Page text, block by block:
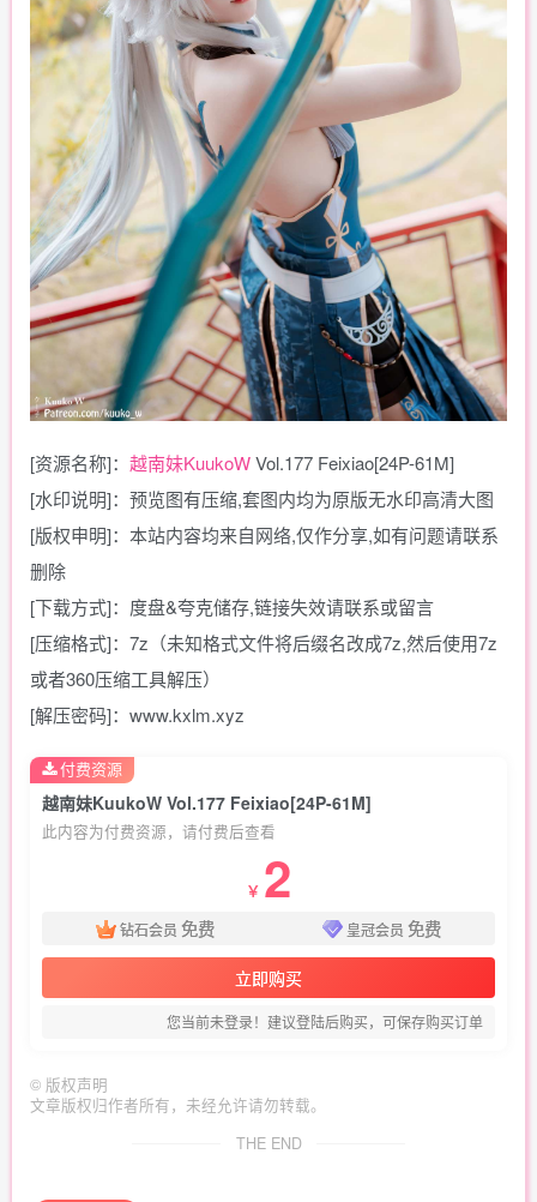
[资源名称]： 越南妹KuukoWVol.177 Feixiao[24P-61M]
[水印说明]：预览图有压缩,套图内均为原版无水印高清大图
[版权申明]：本站内容均来自网络,仅作分享,如有问题请联系
删除
[下载方式]：度盘&夸克储存,链接失效请联系或留言
[压缩格式]：7z（未知格式文件将后缀名改成7z,然后使用7z
或者360压缩工具解压）
[解压密码]：www.kxlm.xyz
越南妹KuukoW Vol.177 Feixiao[24P-61M]
此内容为付费资源，请付费后查看
￥ 2
钻石会员 免费 皇冠会员 免费
立即购买
您当前未登录！建议登陆后购买，可保存购买订单
付费资源
© 版权声明
文章版权归作者所有，未经允许请勿转载。
THE END